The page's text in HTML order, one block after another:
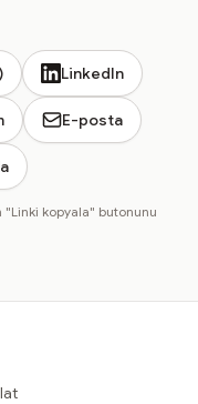
LinkedIn
E-posta
kopyala" butonunu